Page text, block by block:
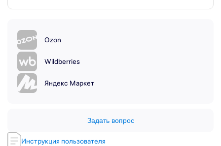
Инструкция пользователя
Ozon
Wildberries
Яндекс Маркет
Задать вопрос